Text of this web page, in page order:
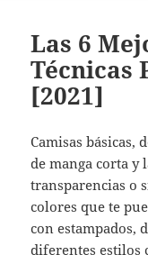
Las 6
Técnicas
[2021]
Camisas básicas,
de manga corta y
transparencias o
colores que te
con estampados,
diferentes estilos